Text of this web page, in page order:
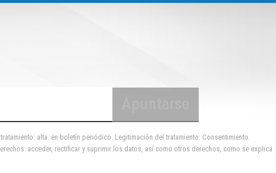
alta en boletín periódico. Legitimación del tratamiento: Consentimiento.
acceder, rectificar y suprimir los datos, así como otros derechos, como se explica